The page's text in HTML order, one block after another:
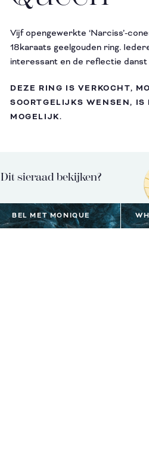
Vijf opengewerkte ‘Narciss’-
18karaats geelgouden ring.
interessant en de reflectie danst
DEZE RING IS VERKOCHT,
SOORTGELIJKS WENSEN,
MOGELIJK.
Dit sieraad bekijken?
BEL MET MONIQUE